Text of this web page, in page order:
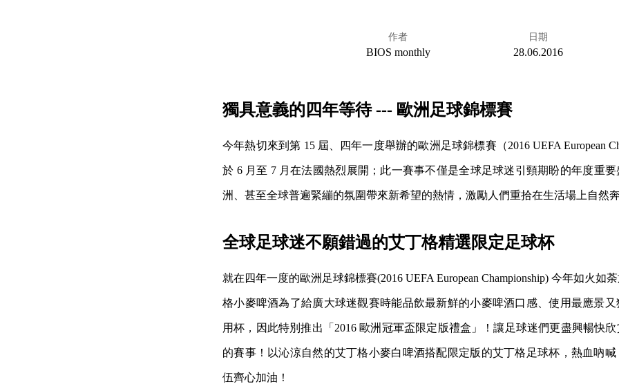
作者
BIOS monthly
日期
28.06.2016
獨具意義的四年等待 --- 歐洲足球錦標賽
今年熱切來到第 15 屆、四年一度舉辦的歐洲足球錦標賽（2016 UEFA European
於 6 月至 7 月在法國熱烈展開；此一賽事不僅是全球足球迷引頸期盼的年度重
洲、甚至全球普遍緊繃的氛圍帶來新希望的熱情，激勵人們重拾在生活場上自然
全球足球迷不願錯過的艾丁格精選限定足球杯
就在四年一度的歐洲足球錦標賽(2016 UEFA European Championship) 今年如火如
格小麥啤酒為了給廣大球迷觀賽時能品飲最新鮮的小麥啤酒口感、使用最應景
用杯，因此特別推出「2016 歐洲冠軍盃限定版禮盒」！讓足球迷們更盡興暢快
的賽事！以沁涼自然的艾丁格小麥白啤酒搭配限定版的艾丁格足球杯，熱血吶
伍齊心加油！